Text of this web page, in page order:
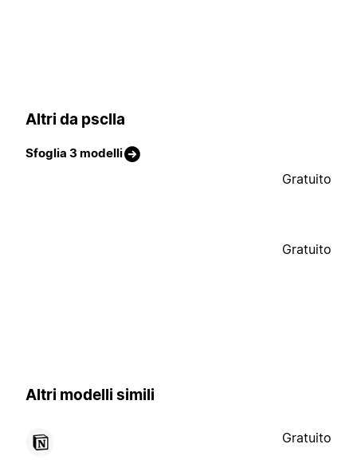
Altri da psclla
Sfoglia 3 modelli
Gratuito
Gratuito
Altri modelli simili
Gratuito